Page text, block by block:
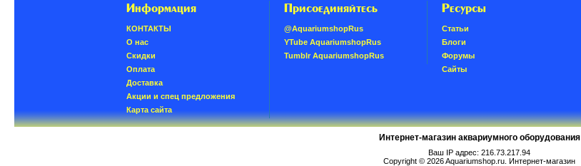
Информация
КОНТАКТЫ
О нас
Скидки
Oплатa
Доставка
Акции и спец предложения
Карта сайта
Присоединяйтесь
@AquariumshopRus
YTube AquariumshopRus
Tumblr AquariumshopRus
Ресурсы
Статьи
Блоги
Форумы
Сайты
Интернет-магазин аквариумного оборудования
Ваш IP адрес: 216.73.217.94
Copyright © 2026Aquariumshop.ru . Интернет-магазин